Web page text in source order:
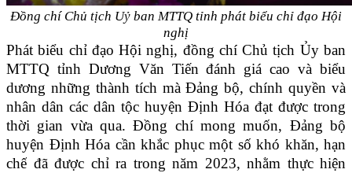
Đồng chí Chủ tịch Uỷ ban MTTQ tỉnh phát biểu chỉ đạo Hội
nghị
Phát biểu chỉ đạo Hội nghị, đồng chíChủ tịch Ủy ban
MTTQ tỉnh Dương Văn Tiếnđánh giá cao và biểu
dương những thành tích mà Đảng bộ, chính quyền và
nhân dân các dân tộc huyện Định Hóa đạt được trong
thời gian vừa qua. Đồng chí mong muốn, Đảng bộ
huyện Định Hóa cầnkhắc phục một số khó khăn, hạn
chế đã được chỉ ra trong năm 2023, nhằm thực hiện